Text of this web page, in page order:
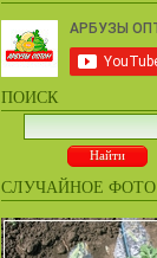
ПОИСК
СЛУЧАЙНОЕ ФОТО